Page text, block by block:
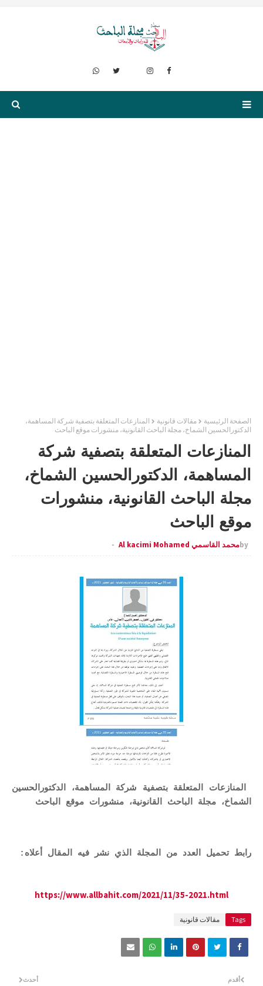
الصفحة الرئيسية مقالات قانونية
المنازعات المتعلقة بتصفية شركة المساهمة،
الدكتورالحسين الشماخ، مجلة الباحث القانونية، منشورات موقع الباحث
المنازعات المتعلقة بتصفية شركة
المساهمة، الدكتورالحسين الشماخ،
مجلة الباحث القانونية، منشورات
موقع الباحث
byمحمد القاسمي Al kacimi Mohamed
المنازعات المتعلقة بتصفية شركة المساهمة، الدكتورالحسين
الشماخ، مجلة الباحث القانونية، منشورات موقع الباحث
رابط تحميل العدد من المجلة الذي نشر فيه المقال أعلاه:
https://www.allbahit.com/2021/11/35-2021.html
Tags مقالات قانونية
أحدث أقدم